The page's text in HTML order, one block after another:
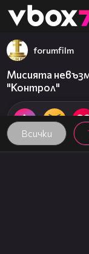
👾
Всички
forumfilm
Мисията
"Контрол"
01:06